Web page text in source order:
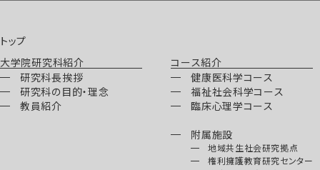
トップ
大学院研究科紹介
研究科長挨拶
研究科の目的・理念
教員紹介
コース紹介
健康医科学コース
福祉社会科学コース
臨床心理学コース
附属施設
地域共生社会研究拠点
権利擁護教育研究センター